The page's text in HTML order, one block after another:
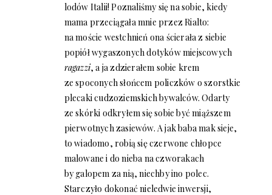
lodów Italii! Poznaliśmy się na sobie, kiedy
mama przeciągała mnie przez Rialto:
na moście westchnień ona ścierała z siebie
popiół wygaszonych dotyków miejscowych
ragazzi, a ja zdzierałem sobie krem
ze spoconych słońcem policzków o szorstkie
plecaki cudzoziemskich bywalców. Odarty
ze skórki odkryłem się sobie być miąższem
pierwotnych zasiewów. A jak baba mak sieje,
to wiadomo, robią się czerwone chłopce
malowane i do nieba na czworakach
by galopem za nią, niechby ino polec.
Starczyło dokonać nieledwie inwersji,